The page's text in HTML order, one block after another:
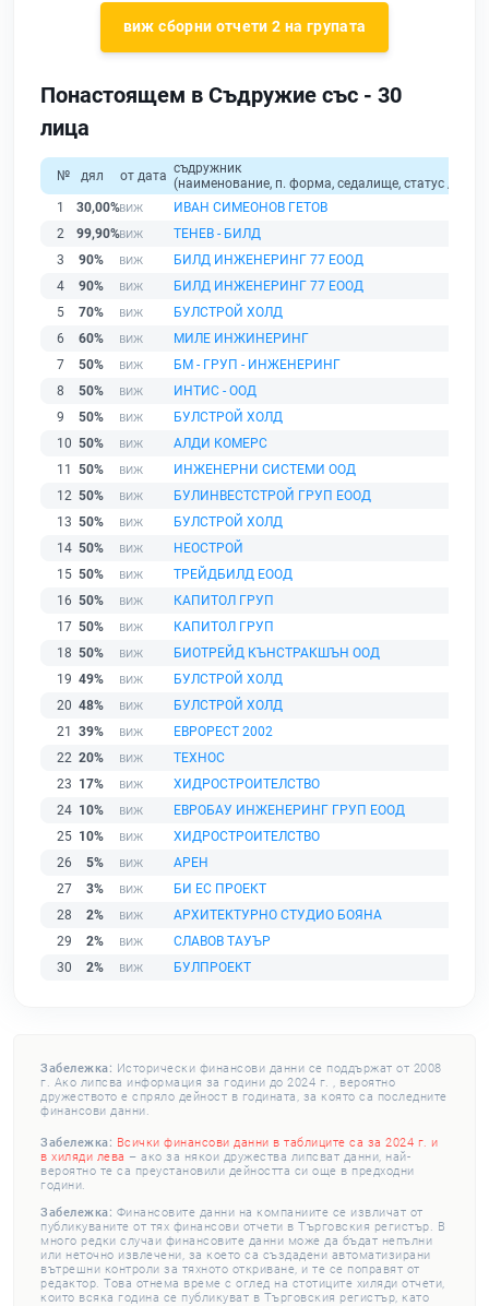
виж сборни отчети 2 на групата
Понастоящем в Съдружие със - 30
лица
№ дял от дата съдружник
(наименование, п. форма, седалище, статус /
1
30,00%
ИВАН СИМЕОНОВ ГЕТОВ
2
99,90%
ТЕНЕВ - БИЛД
3
90%
БИЛД ИНЖЕНЕРИНГ 77 ЕООД
4
90%
БИЛД ИНЖЕНЕРИНГ 77 ЕООД
5
70%
БУЛСТРОЙ ХОЛД
6
60%
МИЛЕ ИНЖИНЕРИНГ
7
50%
БМ - ГРУП - ИНЖЕНЕРИНГ
8
50%
ИНТИС - ООД
9
50%
БУЛСТРОЙ ХОЛД
10 50%
АЛДИ КОМЕРС
11 50%
ИНЖЕНЕРНИ СИСТЕМИ ООД
12 50%
БУЛИНВЕСТСТРОЙ ГРУП ЕООД
13 50%
БУЛСТРОЙ ХОЛД
14 50%
НЕОСТРОЙ
15 50%
ТРЕЙДБИЛД ЕООД
16 50%
КАПИТОЛ ГРУП
17 50%
КАПИТОЛ ГРУП
18 50%
БИОТРЕЙД КЪНСТРАКШЪН ООД
19 49%
БУЛСТРОЙ ХОЛД
20 48%
БУЛСТРОЙ ХОЛД
21 39%
ЕВРОРЕСТ 2002
22 20%
ТЕХНОС
23 17%
ХИДРОСТРОИТЕЛСТВО
24 10%
ЕВРОБАУ ИНЖЕНЕРИНГ ГРУП ЕООД
25 10%
ХИДРОСТРОИТЕЛСТВО
26
5%
АРЕН
27
3%
БИ ЕС ПРОЕКТ
28
2%
АРХИТЕКТУРНО СТУДИО БОЯНА
29
2%
СЛАВОВ ТАУЪР
30
2% БУЛПРОЕКТ
Забележка: Исторически финансови данни се поддържат от 2008
г. Ако липсва информация за години до 2024 г. , вероятно
дружеството е спряло дейност в годината, за която са последните
финансови данни.
Забележка: Всички финансови данни в таблиците са за 2024 г. и
в хиляди лева – ако за някои дружества липсват данни, най-
вероятно те са преустановили дейността си още в предходни
години.
Забележка: Финансовите данни на компаниите се извличат от
публикуваните от тях финансови отчети в Търговския регистър. В
много редки случаи финансовите данни може да бъдат непълни
или неточно извлечени, за което са създадени автоматизирани
вътрешни контроли за тяхното откриване, и те се поправят от
редактор. Това отнема време с оглед на стотиците хиляди отчети,
които всяка година се публикуват в Търговския регистър, като